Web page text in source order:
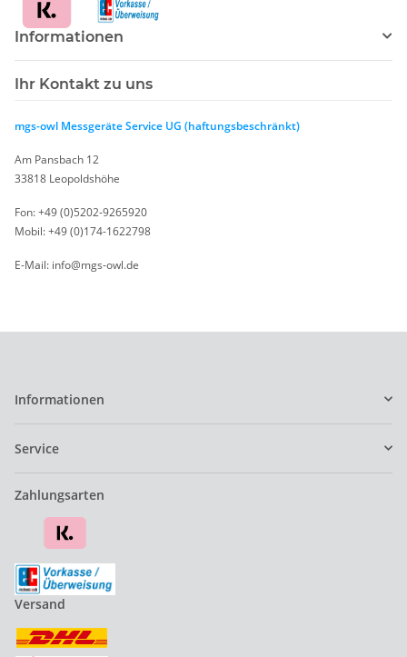
Informationen
Ihr Kontakt zu uns
mgs-owl Messgeräte Service UG (haftungsbeschränkt)
Am Pansbach 12
33818 Leopoldshöhe
Fon: +49 (0)5202-9265920
Mobil: +49 (0)174-1622798
E-Mail: info@mgs-owl.de
Informationen
Service
Zahlungsarten
Versand